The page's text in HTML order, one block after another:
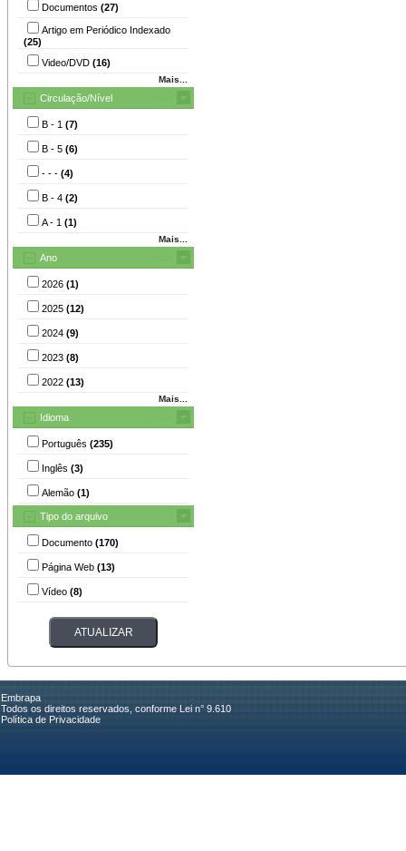
Documentos (27)
Artigo em Periódico Indexado
(25)
Video/DVD (16)
Mais...
Circulação/Nível
B - 1 (7)
B - 5 (6)
- - - (4)
B - 4 (2)
A - 1 (1)
Mais...
Ano
2026 (1)
2025 (12)
2024 (9)
2023 (8)
2022 (13)
Mais...
Idioma
Português (235)
Inglês (3)
Alemão (1)
Tipo do arquivo
Documento (170)
Página Web (13)
Vídeo (8)
Embrapa
Todos os direitos reservados, conforme Lei n° 9.610
Política de Privacidade